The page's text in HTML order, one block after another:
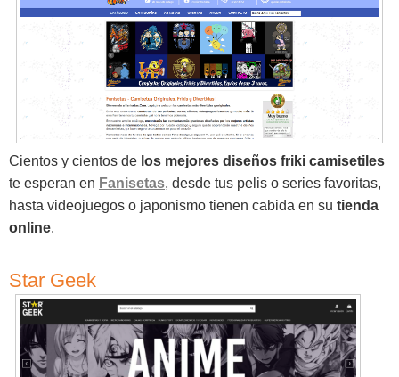
Cientos y cientos de los mejores diseños friki camisetiles
te esperan en Fanisetas, desde tus pelis o series favoritas,
hasta videojuegos o japonismo tienen cabida en su tienda
online.
Star Geek